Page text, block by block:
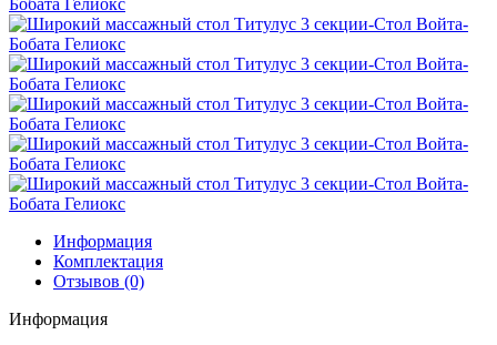
Информация
Комплектация
Отзывов (0)
Информация